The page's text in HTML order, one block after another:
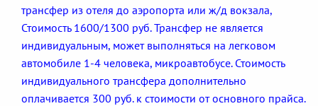
трансфер из отеля до аэропорта или ж/д вокзала,
Стоимость 1600/1300 руб. Трансфер не является
индивидуальным, может выполняться на легковом
автомобиле 1-4 человека, микроавтобусе. Стоимость
индивидуального трансфера дополнительно
оплачивается 300 руб. к стоимости от основного прайса.